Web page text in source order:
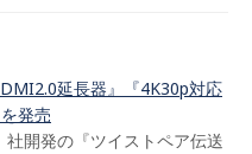
延長器』『4K30p対応
発売
開発の『ツイストペア伝送